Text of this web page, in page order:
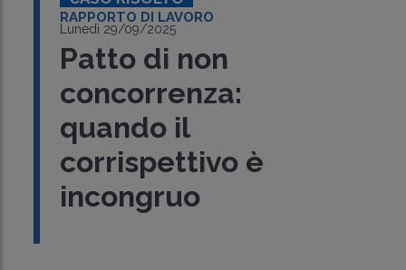
RAPPORTO DI LAVORO
Lunedì 29/09/2025
Patto di non
concorrenza:
quando il
corrispettivo è
incongruo